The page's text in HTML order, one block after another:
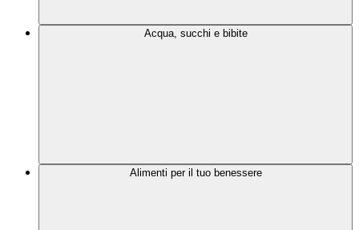
Acqua, succhi e bibite
Alimenti per il tuo benessere